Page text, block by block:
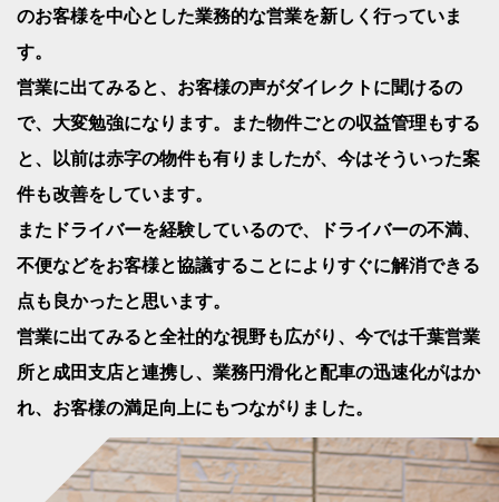
のお客様を中心とした業務的な営業を新しく行っていま
す。
営業に出てみると、お客様の声がダイレクトに聞けるの
で、大変勉強になります。また物件ごとの収益管理もする
と、以前は赤字の物件も有りましたが、今はそういった案
件も改善をしています。
またドライバーを経験しているので、ドライバーの不満、
不便などをお客様と協議することによりすぐに解消できる
点も良かったと思います。
営業に出てみると全社的な視野も広がり、今では千葉営業
所と成田支店と連携し、業務円滑化と配車の迅速化がはか
れ、お客様の満足向上にもつながりました。